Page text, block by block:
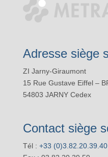
Adresse siège
ZI Jarny-Giraumont
15 Rue Gustave Eiffel –
54803 JARNY Cedex
Contact siège
Tél : +33 (0)3.82.20.39.40